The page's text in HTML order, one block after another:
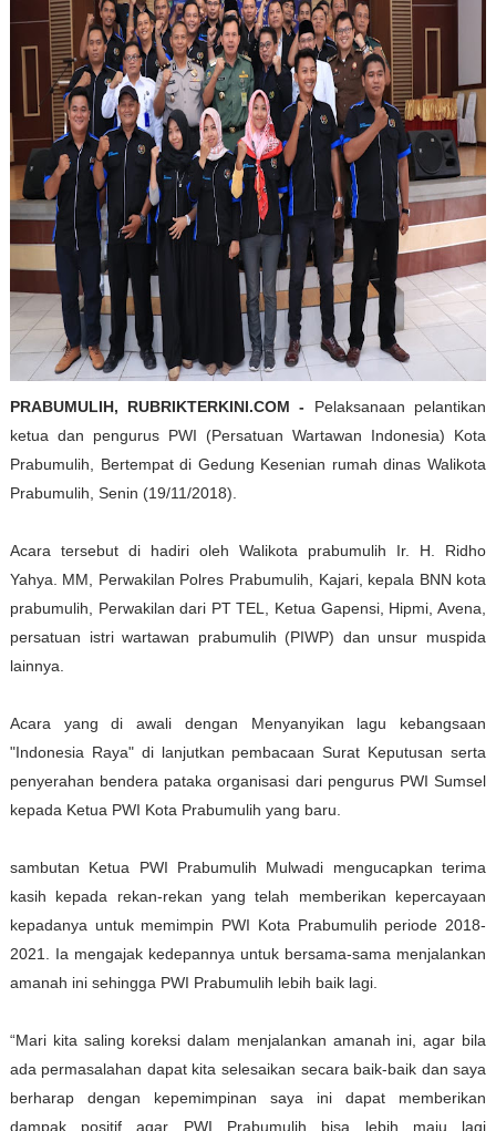
PRABUMULIH, RUBRIKTERKINI.COM - Pelaksanaan pelantikan
ketua dan pengurus PWI (Persatuan Wartawan Indonesia) Kota
Prabumulih, Bertempat di Gedung Kesenian rumah dinas Walikota
Prabumulih, Senin (19/11/2018).
Acara tersebut di hadiri oleh Walikota prabumulih Ir. H. Ridho
Yahya. MM, Perwakilan Polres Prabumulih, Kajari, kepala BNN kota
prabumulih, Perwakilan dari PT TEL, Ketua Gapensi, Hipmi, Avena,
persatuan istri wartawan prabumulih (PIWP) dan unsur muspida
lainnya.
Acara yang di awali dengan Menyanyikan lagu kebangsaan
"Indonesia Raya" di lanjutkan pembacaan Surat Keputusan serta
penyerahan bendera pataka organisasi dari pengurus PWI Sumsel
kepada Ketua PWI Kota Prabumulih yang baru.
sambutan Ketua PWI Prabumulih Mulwadi mengucapkan terima
kasih kepada rekan-rekan yang telah memberikan kepercayaan
kepadanya untuk memimpin PWI Kota Prabumulih periode 2018-
2021. Ia mengajak kedepannya untuk bersama-sama menjalankan
amanah ini sehingga PWI Prabumulih lebih baik lagi.
“Mari kita saling koreksi dalam menjalankan amanah ini, agar bila
ada permasalahan dapat kita selesaikan secara baik-baik dan saya
berharap dengan kepemimpinan saya ini dapat memberikan
dampak positif agar PWI Prabumulih bisa lebih maju lagi